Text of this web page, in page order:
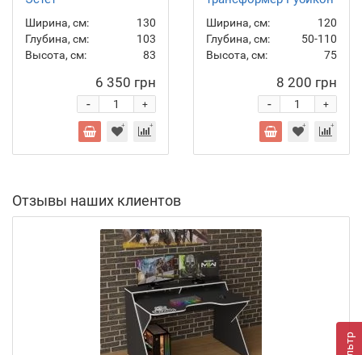
Ширина, см:
130
Глубина, см:
103
Высота, см:
83
6 350 грн
+
-
Ширина, см:
120
Глубина, см:
50-110
Высота, см:
75
8 200 грн
+
-
Отзывы наших клиентов